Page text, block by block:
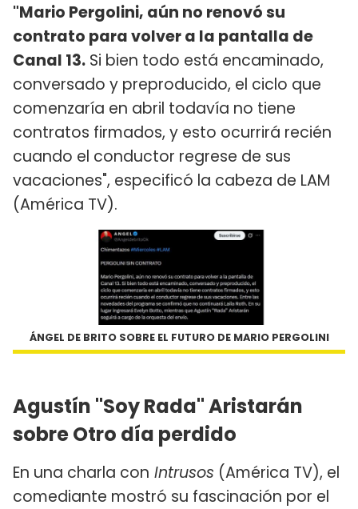
"Mario Pergolini, aún no renovó su
contrato para volver a la pantalla de
Canal 13. Si bien todo está encaminado,
conversado y preproducido, el ciclo que
comenzaría en abril todavía no tiene
contratos firmados, y esto ocurrirá recién
cuando el conductor regrese de sus
vacaciones", especificó la cabeza de LAM
(América TV).
ÁNGEL DE BRITO SOBRE EL FUTURO DE MARIO PERGOLINI
Agustín "Soy Rada" Aristarán
sobre Otro día perdido
En una charla con Intrusos (América TV), el
comediante mostró su fascinación por el